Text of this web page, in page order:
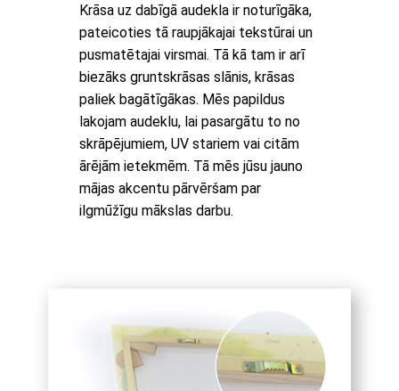
Krāsa uz dabīgā audekla ir noturīgāka,
pateicoties tā raupjākajai tekstūrai un
pusmatētajai virsmai. Tā kā tam ir arī
biezāks gruntskrāsas slānis, krāsas
paliek bagātīgākas. Mēs papildus
lakojam audeklu, lai pasargātu to no
skrāpējumiem, UV stariem vai citām
ārējām ietekmēm. Tā mēs jūsu jauno
mājas akcentu pārvēršam par
ilgmūžīgu mākslas darbu.